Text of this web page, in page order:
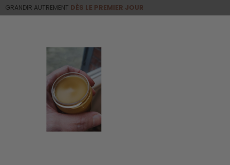
GRANDIR AUTREMENT DÈS LE PREMIER JOUR
Douceurs de la laine et soins naturels